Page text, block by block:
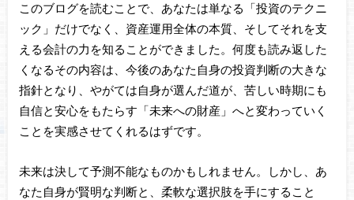
このブログを読むことで、あなたは単なる「投資のテクニ
ック」だけでなく、資産運用全体の本質、そしてそれを支
える会計の力を知ることができました。何度も読み返した
くなるその内容は、今後のあなた自身の投資判断の大きな
指針となり、やがては自身が選んだ道が、苦しい時期にも
自信と安心をもたらす「未来への財産」へと変わっていく
ことを実感させてくれるはずです。
未来は決して予測不能なものかもしれません。しかし、あ
なた自身が賢明な判断と、柔軟な選択肢を手にすること